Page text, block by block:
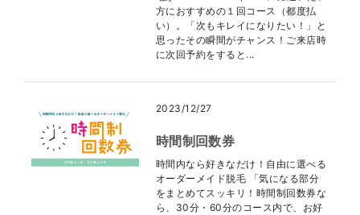
方におすすめの１回コース（都度払
い）。「次もキレイになりたい！」と
思ったその瞬間がチャンス！ご来店時
に次回予約をすると...
2023/12/27
時間制回数券
時間内なら好きなだけ！自由に選べる
オーダーメイド脱毛 「気になる部分
をまとめてスッキリ！時間制回数券な
ら、30分・60分のコース内で、お好